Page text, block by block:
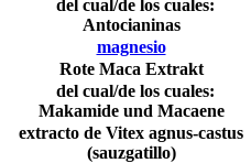
del cual/de los cuales:
Antocianinas
magnesio
Rote Maca Extrakt
del cual/de los cuales:
Makamide und Macaene
extracto de Vitex agnus-castus
(sauzgatillo)